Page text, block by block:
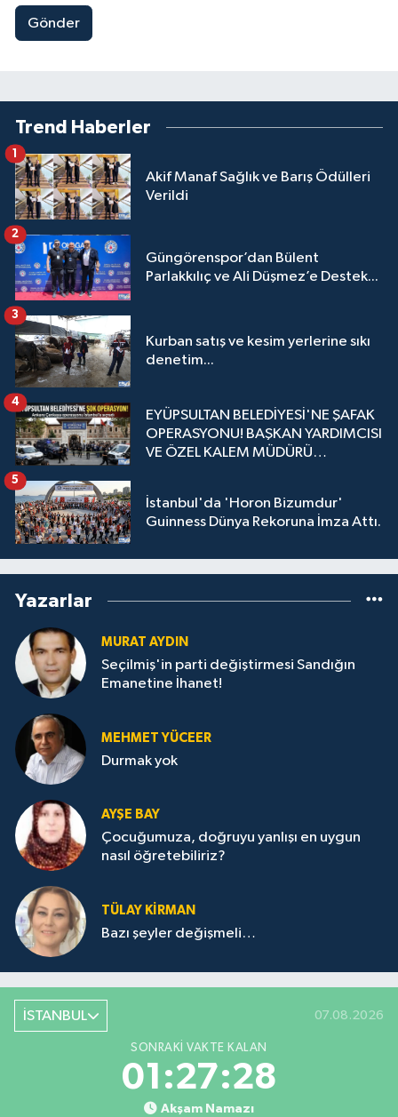
Gönder
Trend Haberler
Akif Manaf Sağlık ve Barış Ödülleri
Verildi
1
Güngörenspor’dan Bülent
Parlakkılıç ve Ali Düşmez’e Destek...
2
Kurban satış ve kesim yerlerine sıkı
denetim...
3
EYÜPSULTAN BELEDİYESİ'NE ŞAFAK
OPERASYONU! BAŞKAN YARDIMCISI
VE ÖZEL KALEM MÜDÜRÜ
4
İstanbul'da 'Horon Bizumdur'
Guinness Dünya Rekoruna İmza Attı.
5
Yazarlar
MURAT AYDIN
Seçilmiş'in parti değiştirmesi Sandığın
Emanetine İhanet!
MEHMET YÜCEER
Durmak yok
AYŞE BAY
Çocuğumuza, doğruyu yanlışı en uygun
nasıl öğretebiliriz?
TÜLAY KİRMAN
Bazı şeyler değişmeli…
İSTANBUL 07.08.2026
SONRAKI VAKTE KALAN
01:27:28
Akşam Namazı